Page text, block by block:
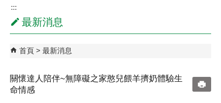
:::
最新消息
首頁 最新消息
關懷達人陪伴~無障礙之家憨兒餵羊擠奶體驗生
命情感